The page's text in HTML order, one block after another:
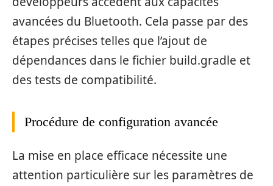
avancées du Bluetooth. Cela passe par des
étapes précises telles que l’ajout de
dépendances dans le fichier build.gradle et
des tests de compatibilité.
Procédure de configuration avancée
La mise en place efficace nécessite une
attention particulière sur les paramètres de